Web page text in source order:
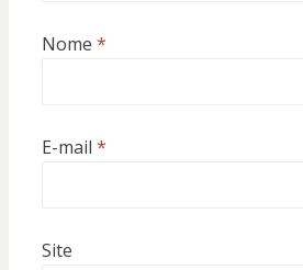
Nome *
E-mail *
Site